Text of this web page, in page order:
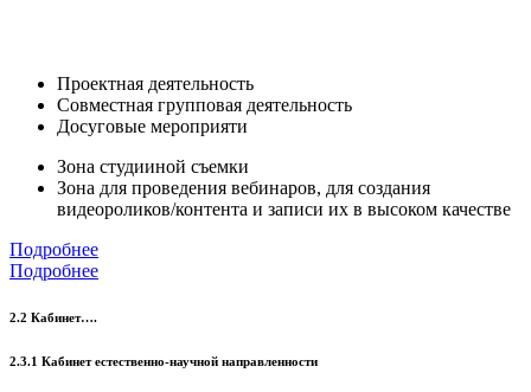
Проектная деятельность
Совместная групповая деятельность
Досуговые мероприяти
Зона студииной съемки
Зона для проведения вебинаров, для создания
видеороликов/контента и записи их в высоком качестве
Подробнее
Подробнее
2.2 Кабинет….
2.3.1 Кабинет естественно-научной направленности